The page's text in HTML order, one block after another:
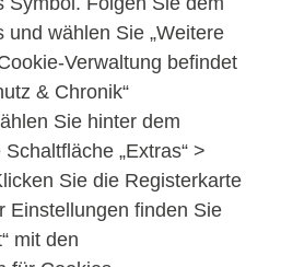
und wählen Sie „Weitere
Verwaltung befindet
& Chronik“
Sie hinter dem
„Extras“ >
Sie die Registerkarte
Einstellungen finden Sie
mit den